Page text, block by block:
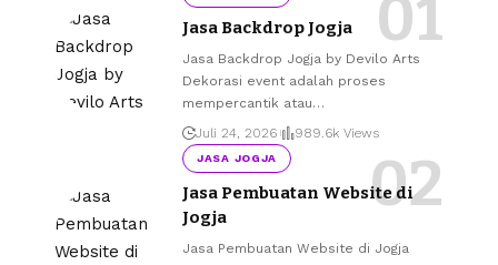
Jasa Backdrop Jogja
Jasa Backdrop Jogja by Devilo Arts
Dekorasi event adalah proses
mempercantik atau…
Juli 24, 2026
989.6k Views
JASA JOGJA
Jasa Pembuatan Website di
Jogja
Jasa Pembuatan Website di Jogja